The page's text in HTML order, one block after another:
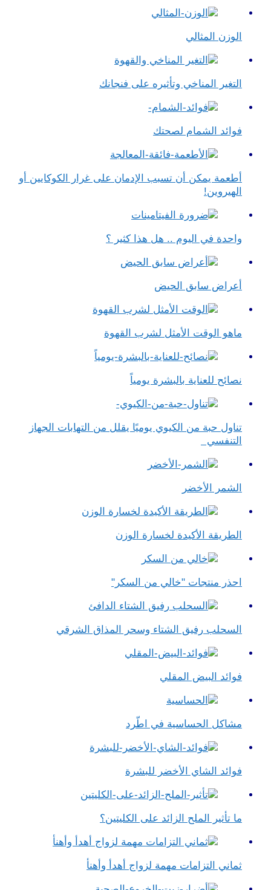
الوزن المثالي
التغير المناخي وتأثيره على فنجانك
فوائد الشمام لصحتك
أطعمة يمكن أن تسبب الإدمان على غرار الكوكايين أو
الهيروين!
واحدة في اليوم .. هل هذا كثير ؟
أعراض سابق الحيض
ماهو الوقت الأمثل لشرب القهوة
نصائح للعناية بالبشرة يومياً
تناول حبة من الكيوي يوميًا يقلل من التهابات الجهاز
التنفسي
الشمر الأخضر
الطريقة الأكيدة لخسارة الوزن
احذر منتجات "خالي من السكر"
السحلب رفيق الشتاء وسحر المذاق الشرقي
فوائد البيض المقلي
مشاكل الحساسية في اطّرد
فوائد الشاي الأخضر للبشرة
ما تأثير الملح الزائد على الكليتين؟
ثماني التزامات مهمة لزواج أهدأ وأهنأ